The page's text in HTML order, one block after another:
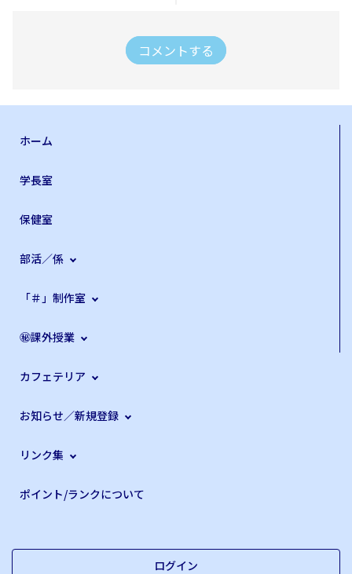
コメントする
ホーム
学長室
保健室
部活／係
「＃」制作室
㊙課外授業
カフェテリア
お知らせ／新規登録
リンク集
ポイント/ランクについて
ログイン